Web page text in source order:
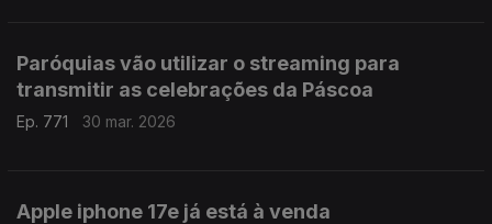
Paróquias vão utilizar o streaming para
transmitir as celebrações da Páscoa
Ep. 771 30 mar. 2026
Apple iphone 17e já está à venda